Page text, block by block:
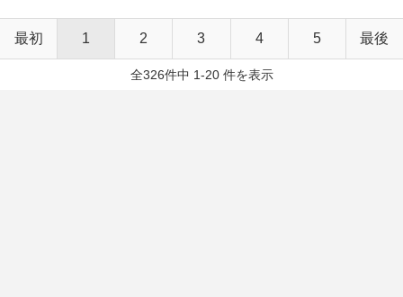
最初 1 2 3 4 5 最後
全326件中 1-20 件を表示